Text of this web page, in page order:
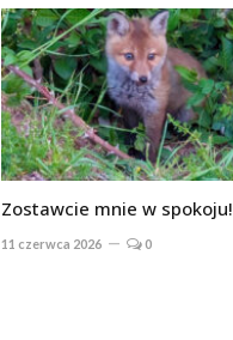
Zostawcie mnie w spokoju!
11 czerwca 2026 0